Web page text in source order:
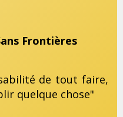
Frontières
de tout faire,
quelque chose"